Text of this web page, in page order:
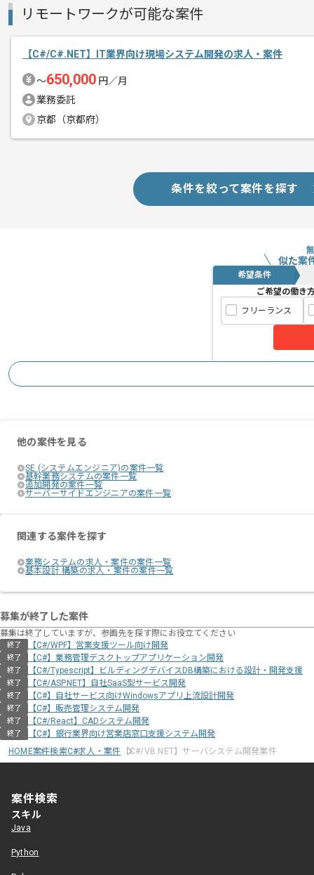
リモートワークが可能な案件
【C#/C#.NET】IT業界向け現場システム開発の求人・案件
〜650,000 円／月
業務委託
京都（京都府）
条件を絞って案件を探す
似た案
希望条件
ご希望の働き
フリーランス
他の案件を見る
SE (システムエンジニア)の案件一覧
基幹業務システムの案件一覧
追加開発の案件一覧
サーバーサイドエンジニアの案件一覧
関連する案件を探す
業務システムの求人・案件の案件一覧
基本設計 構築の求人・案件の案件一覧
募集が終了した案件
募集は終了していますが、参画先を探す際にお役立てください
終了 【C#/WPF】営業支援ツール向け開発
終了 【C#】業務管理デスクトップアプリケーション開発
終了 【C#/Typescript】ビルディングデバイスDB構築における設計・開発支援
終了 【C#/ASP.NET】自社SaaS型サービス開発
終了 【C#】自社サービス向けWindowsアプリ上流設計開発
終了 【C#】販売管理システム開発
終了 【C#/React】CADシステム開発
終了
【C#】銀行業界向け営業店窓口支援システム開発
HOME案件検索C#求人・案件 【C#/VB.NET】サーバシステム開発案件
案件検索
スキル
Java
Python